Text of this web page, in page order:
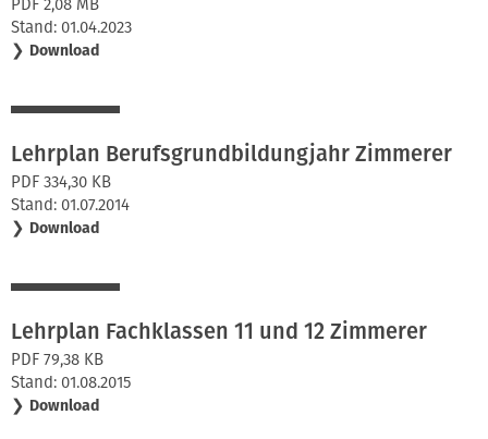
PDF 2,08 MB
Stand: 01.04.2023
❯ Download
Lehrplan Berufsgrundbildungjahr Zimmerer
PDF 334,30 KB
Stand: 01.07.2014
❯ Download
Lehrplan Fachklassen 11 und 12 Zimmerer
PDF 79,38 KB
Stand: 01.08.2015
❯ Download